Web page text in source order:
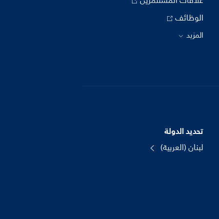
الوظائف
المزيد
تحديد الدولة
لبنان (العربية)